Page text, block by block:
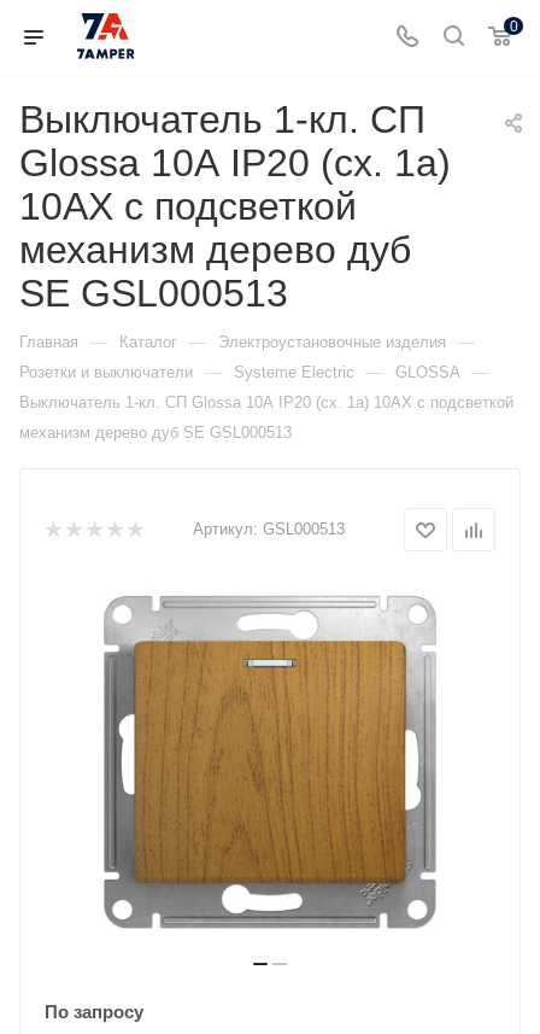
0
Выключатель 1-кл. СП
Glossa 10А IP20 (сх. 1а)
10AX с подсветкой
механизм дерево дуб
SE GSL000513
Главная — Каталог — Электроустановочные изделия —
Розетки и выключатели — Systeme Electric — GLOSSA —
Выключатель 1-кл. СП Glossa 10А IP20 (сх. 1а) 10AX с подсветкой
механизм дерево дуб SE GSL000513
Артикул: GSL000513
По запросу